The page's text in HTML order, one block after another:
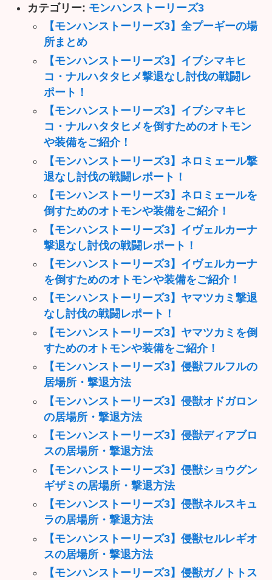
カテゴリー: モンハンストーリーズ3
【モンハンストーリーズ3】全プーギーの場
所まとめ
【モンハンストーリーズ3】イブシマキヒ
コ・ナルハタタヒメ撃退なし討伐の戦闘レ
ポート！
【モンハンストーリーズ3】イブシマキヒ
コ・ナルハタタヒメを倒すためのオトモン
や装備をご紹介！
【モンハンストーリーズ3】ネロミェール撃
退なし討伐の戦闘レポート！
【モンハンストーリーズ3】ネロミェールを
倒すためのオトモンや装備をご紹介！
【モンハンストーリーズ3】イヴェルカーナ
撃退なし討伐の戦闘レポート！
【モンハンストーリーズ3】イヴェルカーナ
を倒すためのオトモンや装備をご紹介！
【モンハンストーリーズ3】ヤマツカミ撃退
なし討伐の戦闘レポート！
【モンハンストーリーズ3】ヤマツカミを倒
すためのオトモンや装備をご紹介！
【モンハンストーリーズ3】侵獣フルフルの
居場所・撃退方法
【モンハンストーリーズ3】侵獣オドガロン
の居場所・撃退方法
【モンハンストーリーズ3】侵獣ディアブロ
スの居場所・撃退方法
【モンハンストーリーズ3】侵獣ショウグン
ギザミの居場所・撃退方法
【モンハンストーリーズ3】侵獣ネルスキュ
ラの居場所・撃退方法
【モンハンストーリーズ3】侵獣セルレギオ
スの居場所・撃退方法
【モンハンストーリーズ3】侵獣ガノトトス